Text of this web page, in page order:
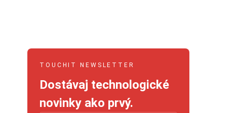
TOUCHIT NEWSLETTER
Dostávaj technologické
novinky ako prvý.